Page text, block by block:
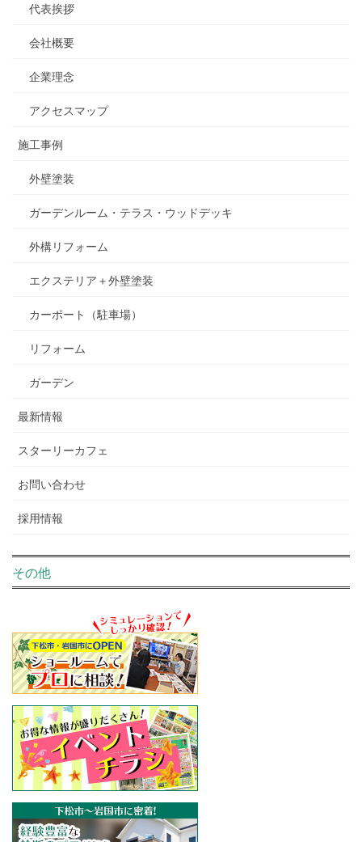
代表挨拶
会社概要
企業理念
アクセスマップ
施工事例
外壁塗装
ガーデンルーム・テラス・ウッドデッキ
外構リフォーム
エクステリア＋外壁塗装
カーポート（駐車場）
リフォーム
ガーデン
最新情報
スターリーカフェ
お問い合わせ
採用情報
その他